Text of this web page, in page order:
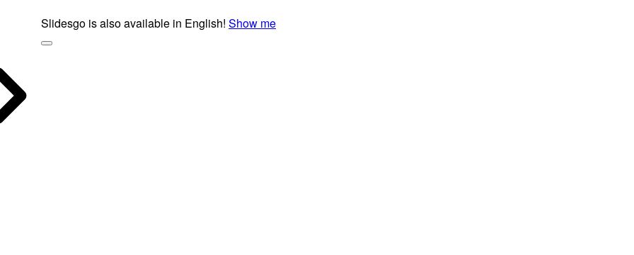
Slidesgo is also available in English! Show me